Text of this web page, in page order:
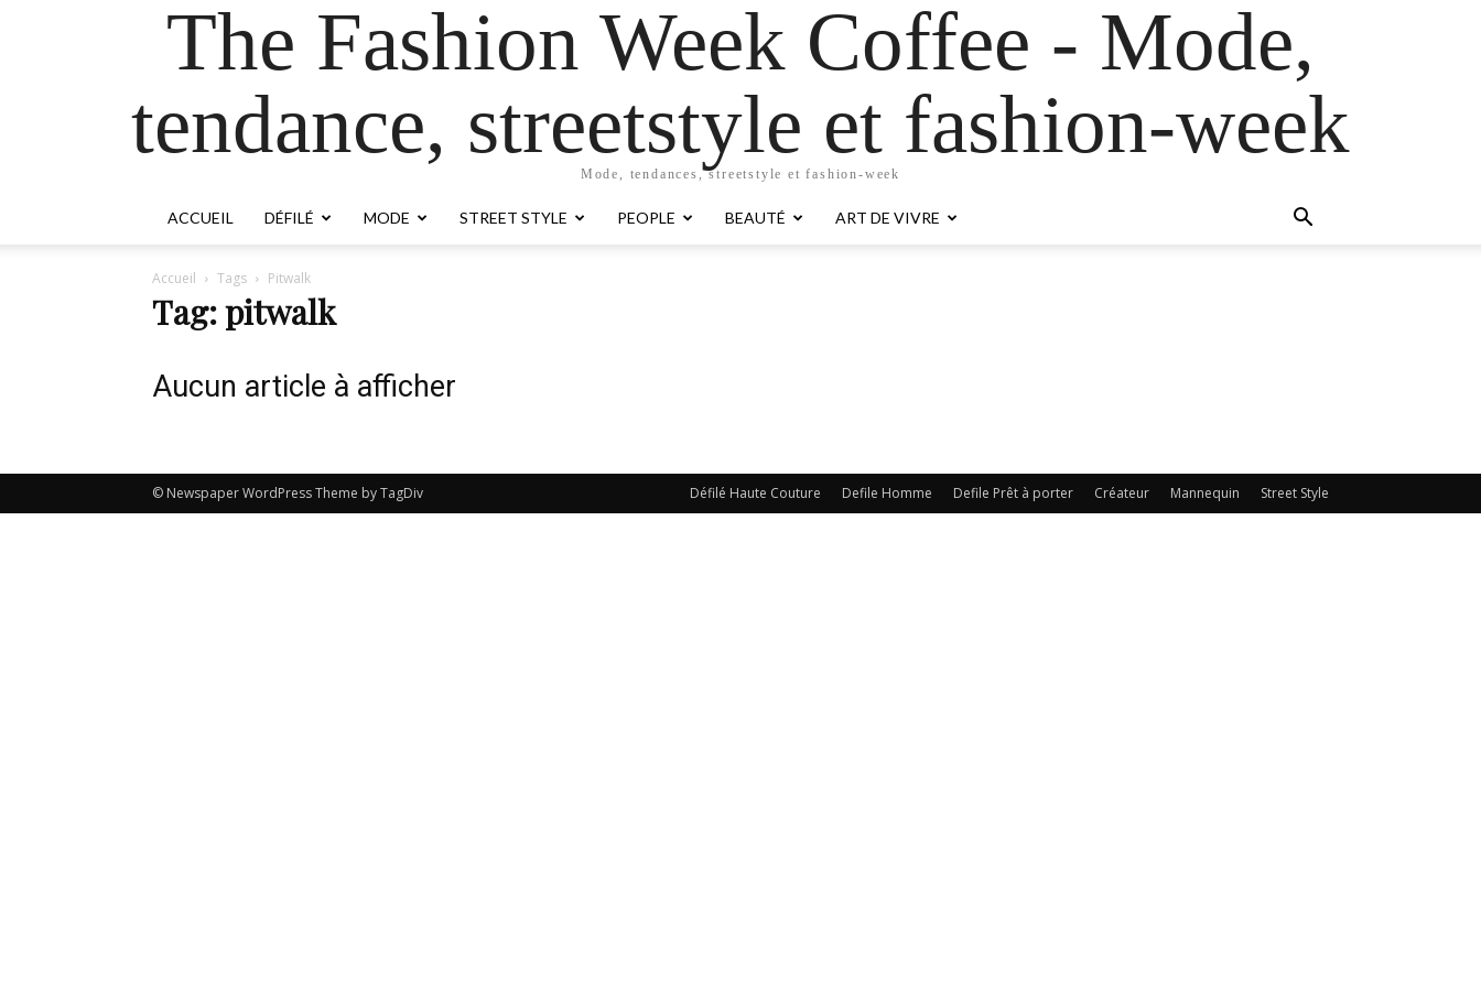
The Fashion Week Coffee - Mode,
tendance, streetstyle et fashion-week
Mode, tendances, streetstyle et fashion-week
ACCUEIL DÉFILÉ MODE STREET STYLE PEOPLE BEAUTÉ ART DE VIVRE
Accueil Tags Pitwalk
Tag: pitwalk
Aucun article à afficher
Défilé Haute Couture Defile Homme Defile Prêt à porter Créateur Mannequin Street Style
© Newspaper WordPress Theme by TagDiv